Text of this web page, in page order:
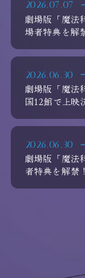
2026.07.07
劇場版「魔法
場者特典を解
2026.06.30
劇場版「魔法
国12館で上映
2026.06.30
劇場版「魔法
者特典を解禁！